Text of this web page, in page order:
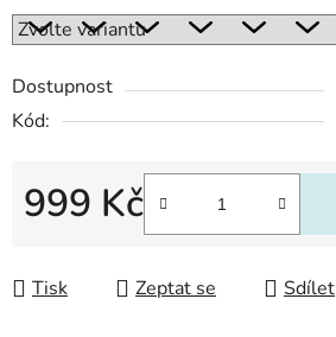
Dostupnost
Kód:
999 Kč
Tisk Zeptat se Sdílet